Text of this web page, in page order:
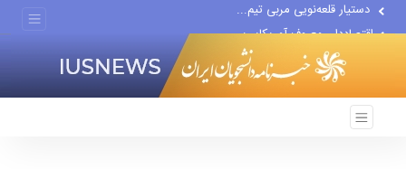
اقتصاددان معروف آمریکایی:...